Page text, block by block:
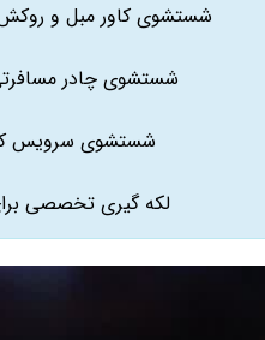
شستشوی کاور مبل و
شستشوی چادر
شستشوی سرویس
لکه گیری تخصصی